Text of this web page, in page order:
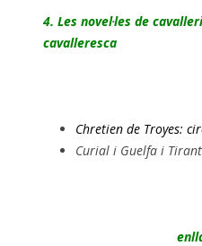
4. Les novel·les de
cavalleresca
Chretien de Troyes:
Curial i Guelfa i